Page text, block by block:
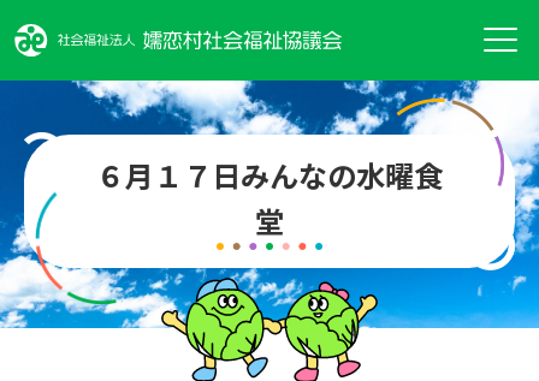
６月１７日みんなの水曜食
堂